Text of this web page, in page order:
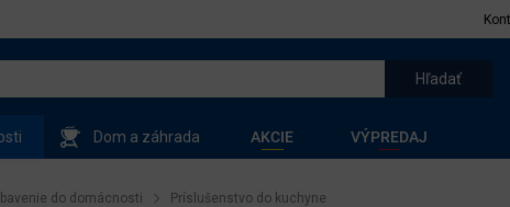
Dom a záhrada AKCIE VÝPREDAJ
do domácnosti Príslušenstvo do kuchyne